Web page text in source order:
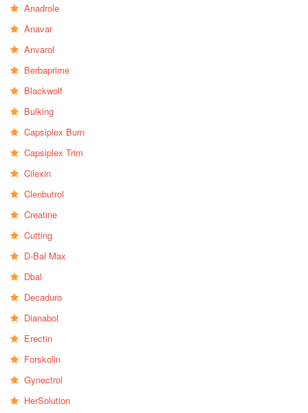
Anadrole
Anavar
Anvarol
Berbaprime
Blackwolf
Bulking
Capsiplex Burn
Capsiplex Trim
Cilexin
Clenbutrol
Creatine
Cutting
D-Bal Max
Dbal
Decaduro
Dianabol
Erectin
Forskolin
Gynectrol
HerSolution